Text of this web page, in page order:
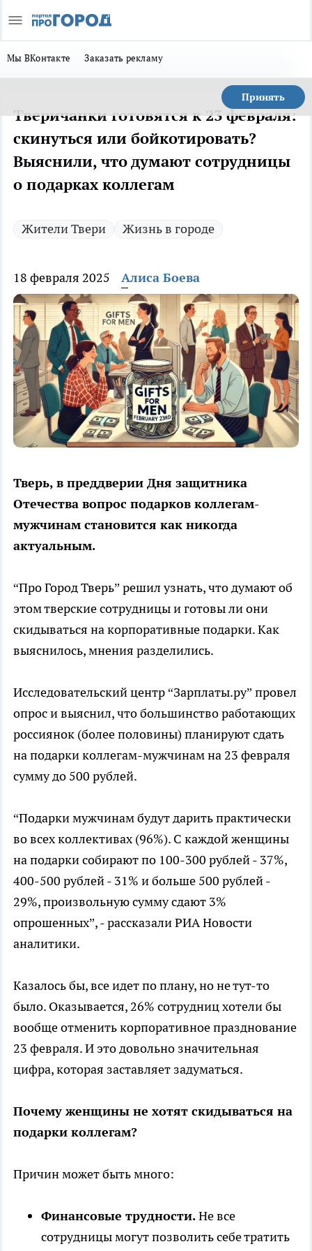
Мы ВКонтакте Заказать рекламу
Принять
Тверичанки готовятся к 23 февраля:
скинуться или бойкотировать?
Выяснили, что думают сотрудницы
о подарках коллегам
Жители Твери Жизнь в городе
18 февраля 2025 Алиса Боева
Тверь, в преддверии Дня защитника
Отечества вопрос подарков коллегам-
мужчинам становится как никогда
актуальным.
“Про Город Тверь” решил узнать, что думают об
этом тверские сотрудницы и готовы ли они
скидываться на корпоративные подарки. Как
выяснилось, мнения разделились.
Исследовательский центр “Зарплаты.ру” провел
опрос и выяснил, что большинство работающих
россиянок (более половины) планируют сдать
на подарки коллегам-мужчинам на 23 февраля
сумму до 500 рублей.
“Подарки мужчинам будут дарить практически
во всех коллективах (96%). С каждой женщины
на подарки собирают по 100-300 рублей - 37%,
400-500 рублей - 31% и больше 500 рублей -
29%, произвольную сумму сдают 3%
опрошенных”, - рассказали РИА Новости
аналитики.
Казалось бы, все идет по плану, но не тут-то
было. Оказывается, 26% сотрудниц хотели бы
вообще отменить корпоративное празднование
23 февраля. И это довольно значительная
цифра, которая заставляет задуматься.
Почему женщины не хотят скидываться на
подарки коллегам?
Причин может быть много:
Финансовые трудности.Не все
сотрудницы могут позволить себе тратить